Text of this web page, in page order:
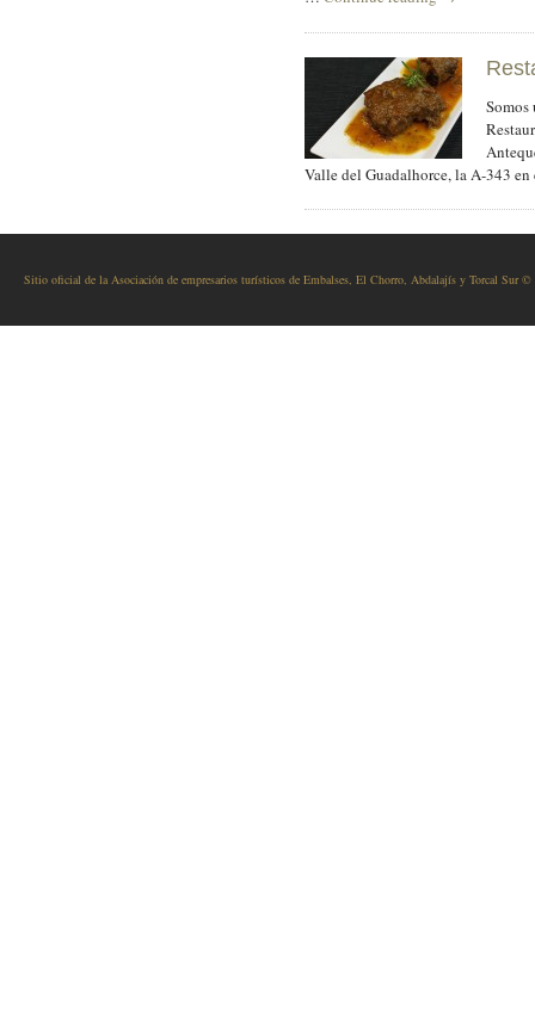
Valle del Guadalhorce, la A-343
Sitio oficial de la Asociación de empresarios turísticos de Embalses, El Chorro, Abdalajís y Torcal Sur ©